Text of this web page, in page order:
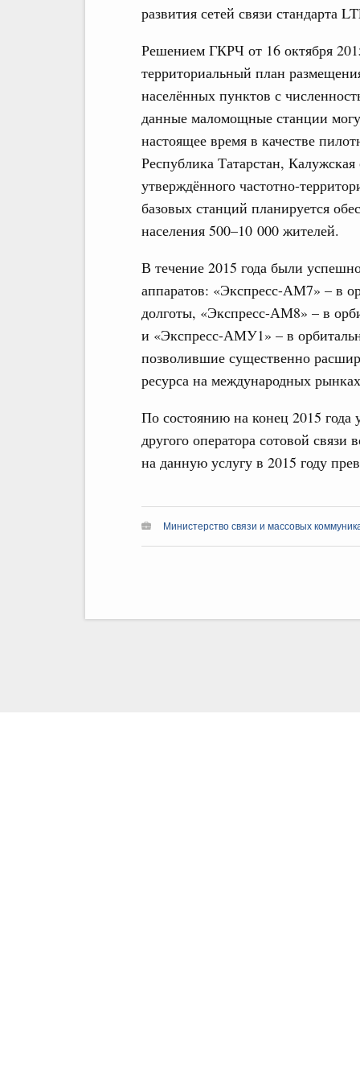
развития сетей связи стандарта
Решением ГКРЧ от 16 октября
территориальный план
населённых пунктов с
данные маломощные станции
настоящее время в качестве
Республика Татарстан,
утверждённого частотно-
базовых станций планируется
населения 500–10 000 жителей.
В течение 2015 года были
аппаратов: «Экспресс-АМ7» – в
долготы, «Экспресс-АМ8» – в
и «Экспресс-АМУ1» – в
позволившие существенно
ресурса на международных
По состоянию на конец 2015 года
другого оператора сотовой
на данную услугу в 2015 году
Министерство связи и массовых